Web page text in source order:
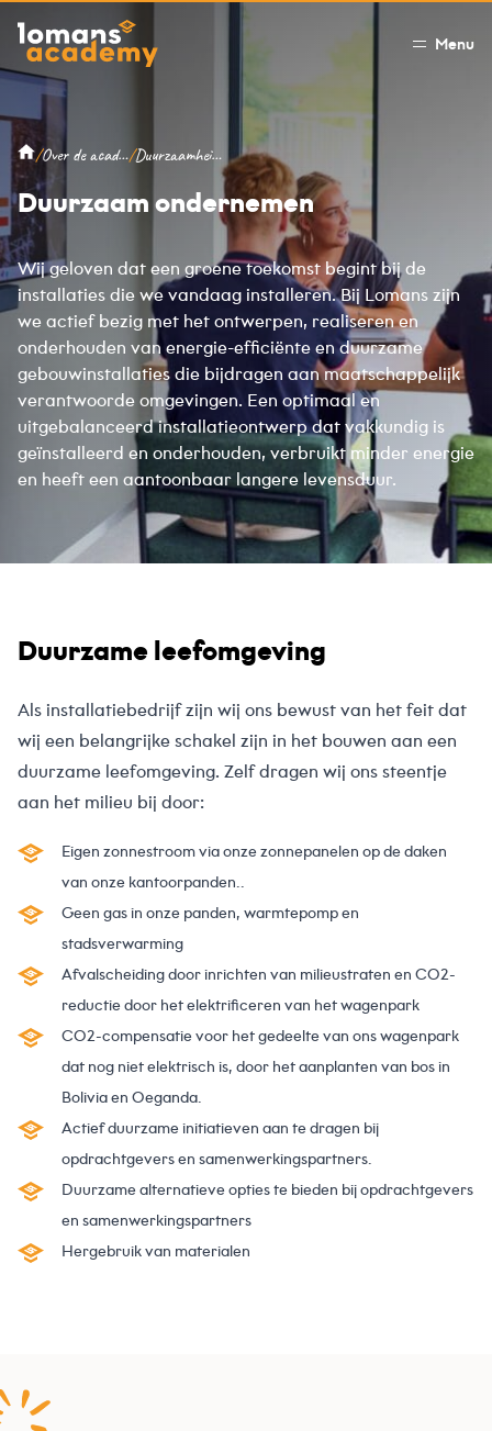
Menu
/ Over de academy/ Duurzaamheid en MVO
Duurzaam ondernemen
Wij geloven dat een groene toekomst begint bij de
installaties die we vandaag installeren. Bij Lomans zijn
we actief bezig met het ontwerpen, realiseren en
onderhouden van energie-efficiënte en duurzame
gebouwinstallaties die bijdragen aan maatschappelijk
verantwoorde omgevingen. Een optimaal en
uitgebalanceerd installatieontwerp dat vakkundig is
geïnstalleerd en onderhouden, verbruikt minder energie
en heeft een aantoonbaar langere levensduur.
Duurzame leefomgeving
Als installatiebedrijf zijn wij ons bewust van het feit dat
wij een belangrijke schakel zijn in het bouwen aan een
duurzame leefomgeving. Zelf dragen wij ons steentje
aan het milieu bij door:
Eigen zonnestroom via onze zonnepanelen op de daken
van onze kantoorpanden..
Geen gas in onze panden, warmtepomp en
stadsverwarming
Afvalscheiding door inrichten van milieustraten en CO2-
reductie door het elektrificeren van het wagenpark
CO2-compensatie voor het gedeelte van ons wagenpark
dat nog niet elektrisch is, door het aanplanten van bos in
Bolivia en Oeganda.
Actief duurzame initiatieven aan te dragen bij
opdrachtgevers en samenwerkingspartners.
Duurzame alternatieve opties te bieden bij opdrachtgevers
en samenwerkingspartners
Hergebruik van materialen